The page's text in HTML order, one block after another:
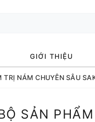
GIỚI THIỆU
TRỊ NÁM CHUYÊN SÂU
SẢN